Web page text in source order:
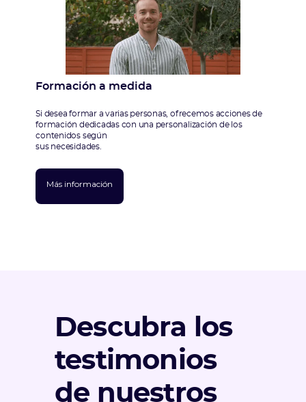
Formación a medida
Si desea formar a varias personas, ofrecemos acciones de
formación dedicadas con una personalización de los
contenidos según
sus necesidades.
Más información
Descubra los
testimonios
de nuestros